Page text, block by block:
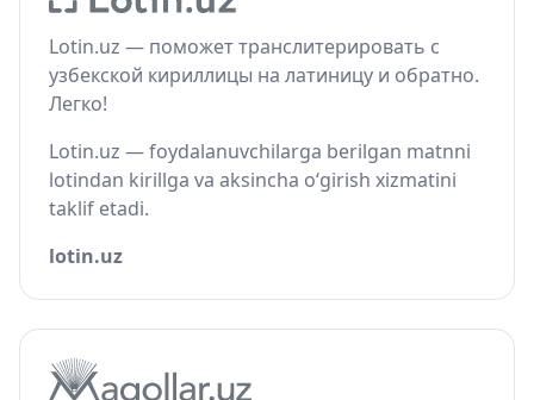
Lotin.uz — поможет транслитерировать с
узбекской кириллицы на латиницу и обратно.
Легко!
Lotin.uz — foydalanuvchilarga berilgan matnni
lotindan kirillga va aksincha o‘girish xizmatini
taklif etadi.
lotin.uz